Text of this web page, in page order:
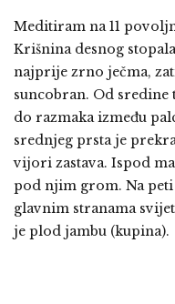
Meditiram na 11
Krišnina desnog
najprije zrno ječma,
suncobran. Od sredine
do razmaka između
srednjeg prsta je
vijori zastava. Ispod
pod njim grom. Na peti
glavnim stranama
je plod jambu (kupina).